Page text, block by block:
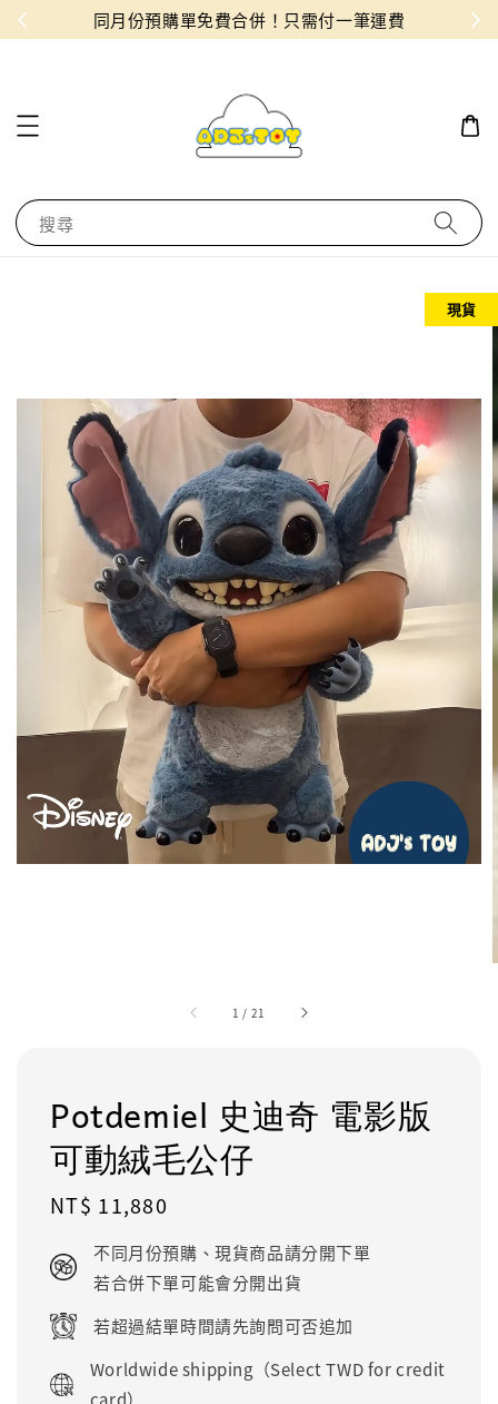
！ 同月份預購單免費合併！只需付一筆運費
搜尋
1 / 21
現貨
Potdemiel 史迪奇 電影版
可動絨毛公仔
Regular
NT$ 11,880
不同月份預購、現貨商品請分開下單
若合併下單可能會分開出貨
若超過結單時間請先詢問可否追加
Worldwide shipping（Select TWD for credit
card）